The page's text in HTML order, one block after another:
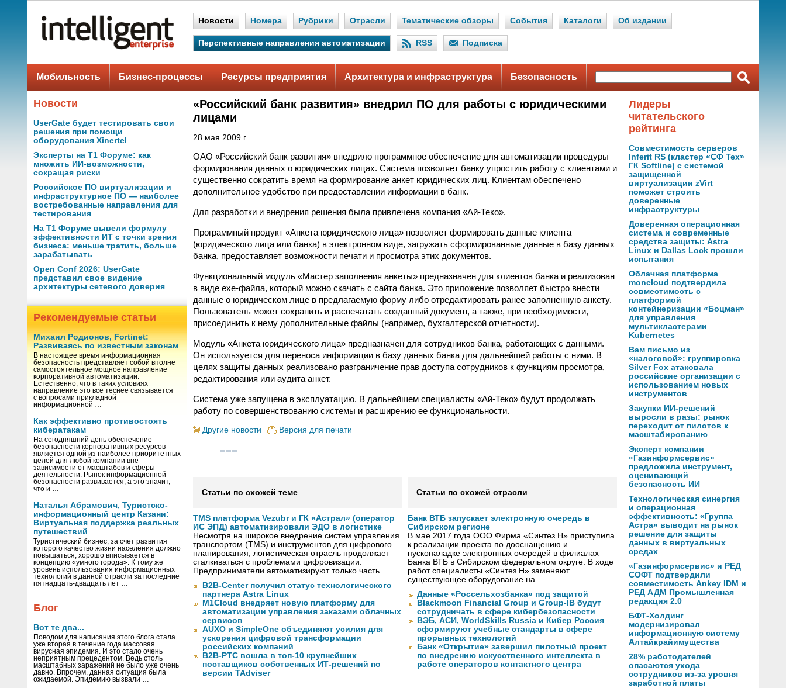
Новости Номера Рубрики Отрасли Тематические обзоры События Каталоги Об издании
Перспективные направления автоматизации RSS Подписка
Мобильность Бизнес-процессы Ресурсы предприятия Архитектура и инфраструктура Безопасность
Новости
UserGate будет тестировать свои
решения при помощи
оборудования Xinertel
Эксперты на Т1 Форуме: как
множить ИИ-возможности,
сокращая риски
Российское ПО виртуализации и
инфраструктурное ПО — наиболее
востребованные направления для
тестирования
На Т1 Форуме вывели формулу
эффективности ИТ с точки зрения
бизнеса: меньше тратить, больше
зарабатывать
Open Conf 2026: UserGate
представил свое видение
архитектуры сетевого доверия
Рекомендуемые статьи
Михаил Родионов, Fortinet:
Развиваясь по известным законам
В настоящее время информационная
безопасность представляет собой вполне
самостоятельное мощное направление
корпоративной автоматизации.
Естественно, что в таких условиях
направление это все теснее связывается
с вопросами прикладной
информационной …
Как эффективно противостоять
кибератакам
На сегодняшний день обеспечение
безопасности корпоративных ресурсов
является одной из наиболее приоритетных
целей для любой компании вне
зависимости от масштабов и сферы
деятельности. Рынок информационной
безопасности развивается, а это значит,
что и …
Наталья Абрамович, Туристско-
информационный центр Казани:
Виртуальная поддержка реальных
путешествий
Туристический бизнес, за счет развития
которого качество жизни населения должно
повышаться, хорошо вписывается в
концепцию «умного города». К тому же
уровень использования информационных
технологий в данной отрасли за последние
пятнадцать-двадцать лет …
Блог
Вот те два...
Поводом для написания этого блога стала
уже вторая в течение года массовая
вирусная эпидемия. И это стало очень
неприятным прецедентом. Ведь столь
масштабных заражений не было уже очень
давно. Впрочем, данная ситуация была
ожидаемой. Эпидемию вызвали …
«Российский банк развития» внедрил ПО для работы с юридическими
лицами
28 мая 2009 г.
ОАО «Российский банк развития» внедрило программное обеспечение для автоматизации процедуры
формирования данных о юридических лицах. Система позволяет банку упростить работу с клиентами и
существенно сократить время на формирование анкет юридических лиц. Клиентам обеспечено
дополнительное удобство при предоставлении информации в банк.
Для разработки и внедрения решения была привлечена компания «Ай-Теко».
Программный продукт «Анкета юридического лица» позволяет формировать данные клиента
(юридического лица или банка) в электронном виде, загружать сформированные данные в базу данных
банка, предоставляет возможности печати и просмотра этих документов.
Функциональный модуль «Мастер заполнения анкеты» предназначен для клиентов банка и реализован
в виде exe-файла, который можно скачать с сайта банка. Это приложение позволяет быстро внести
данные о юридическом лице в предлагаемую форму либо отредактировать ранее заполненную анкету.
Пользователь может сохранить и распечатать созданный документ, а также, при необходимости,
присоединить к нему дополнительные файлы (например, бухгалтерской отчетности).
Модуль «Анкета юридического лица» предназначен для сотрудников банка, работающих с данными.
Он используется для переноса информации в базу данных банка для дальнейшей работы с ними. В
целях защиты данных реализовано разграничение прав доступа сотрудников к функциям просмотра,
редактирования или аудита анкет.
Система уже запущена в эксплуатацию. В дальнейшем специалисты «Ай-Теко» будут продолжать
работу по совершенствованию системы и расширению ее функциональности.
Другие новости Версия для печати
Статьи по схожей теме
TMS платформа Vezubr и ГК «Астрал» (оператор
ИС ЭПД) автоматизировали ЭДО в логистике
Несмотря на широкое внедрение систем управления
транспортом (TMS) и инструментов для цифрового
планирования, логистическая отрасль продолжает
сталкиваться с проблемами цифровизации.
Предприниматели автоматизируют только часть …
B2B-Center получил статус технологического
партнера Astra Linux
M1Cloud внедряет новую платформу для
автоматизации управления заказами облачных
сервисов
AUXO и SimpleOne объединяют усилия для
ускорения цифровой трансформации
российских компаний
B2B-РТС вошла в топ-10 крупнейших
поставщиков собственных ИТ-решений по
версии TAdviser
Статьи по схожей отрасли
Банк ВТБ запускает электронную очередь в
Сибирском регионе
В мае 2017 года ООО Фирма «Синтез Н» приступила
к реализации проекта по дооснащению и
пусконаладке электронных очередей в филиалах
Банка ВТБ в Сибирском федеральном округе. В ходе
работ специалисты «Синтез Н» заменяют
существующее оборудование на …
Данные «Россельхозбанка» под защитой
Blackmoon Financial Group и Group-IB будут
сотрудничать в сфере кибербезопасности
ВЭБ, АСИ, WorldSkills Russia и Кибер Россия
сформируют учебные стандарты в сфере
прорывных технологий
Банк «Открытие» завершил пилотный проект
по внедрению искусственного интеллекта в
работе операторов контактного центра
Лидеры
читательского
рейтинга
Совместимость серверов
Inferit RS (кластер «СФ Тех»
ГК Softline) с системой
защищенной
виртуализации zVirt
поможет строить
доверенные
инфраструктуры
Доверенная операционная
система и современные
средства защиты: Astra
Linux и Dallas Lock прошли
испытания
Облачная платформа
moncloud подтвердила
совместимость с
платформой
контейнеризации «Боцман»
для управления
мультикластерами
Kubernetes
Вам письмо из
«налоговой»: группировка
Silver Fox атаковала
российские организации с
использованием новых
инструментов
Закупки ИИ-решений
выросли в разы: рынок
переходит от пилотов к
масштабированию
Эксперт компании
«Газинформсервис»
предложила инструмент,
оценивающий
безопасность ИИ
Технологическая синергия
и операционная
эффективность: «Группа
Астра» выводит на рынок
решение для защиты
данных в виртуальных
средах
«Газинформсервис» и РЕД
СОФТ подтвердили
совместимость Ankey IDM и
РЕД АДМ Промышленная
редакция 2.0
БФТ-Холдинг
модернизировал
информационную систему
Алтайкрайимущества
28% работодателей
опасаются ухода
сотрудников из-за уровня
заработной платы